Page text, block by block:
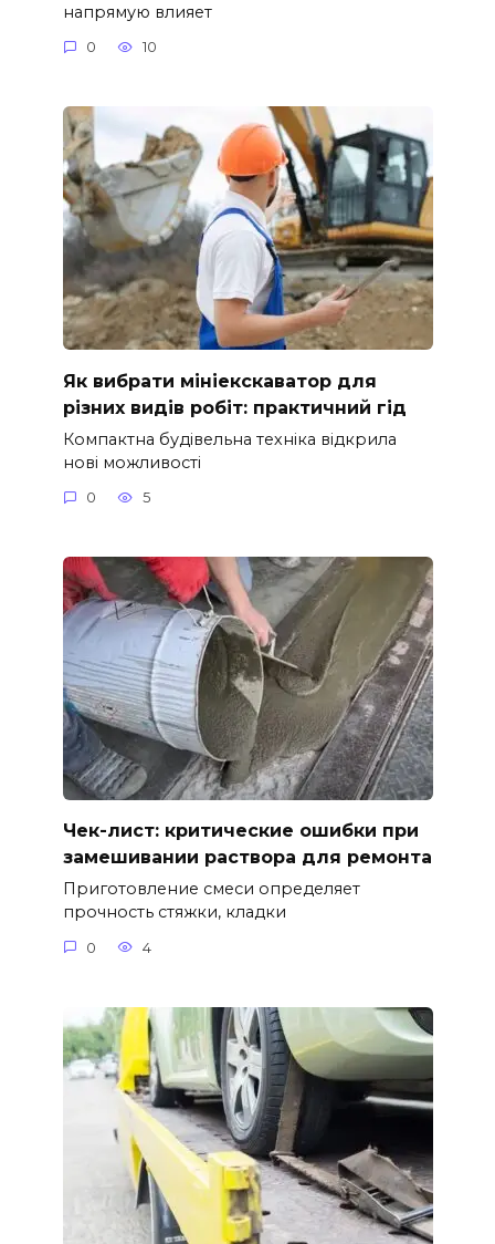
напрямую влияет
0 10
Як вибрати мініекскаватор для
різних видів робіт: практичний гід
Компактна будівельна техніка відкрила
нові можливості
0 5
Чек-лист: критические ошибки при
замешивании раствора для ремонта
Приготовление смеси определяет
прочность стяжки, кладки
0 4